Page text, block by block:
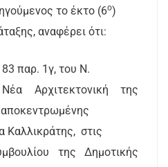
το έκτο (6ο)
αναφέρει ότι:
παρ. 1γ, του Ν.
Αρχιτεκτονική της
αποκεντρωμένης
Καλλικράτης, στις
της Δημοτικής